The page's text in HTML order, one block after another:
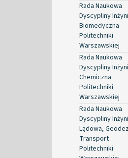
Rada Naukowa
Dyscypliny
Biomedyczna
Politechniki
Warszawskiej
Rada Naukowa
Dyscypliny
Chemiczna
Politechniki
Warszawskiej
Rada Naukowa
Dyscypliny
Lądowa,
Transport
Politechniki